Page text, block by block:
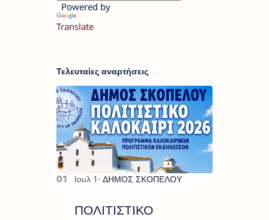
Powered by
Translate
Τελευταίες αναρτήσεις
ΠΟΛΙΤΙΣΤΙΚΟ